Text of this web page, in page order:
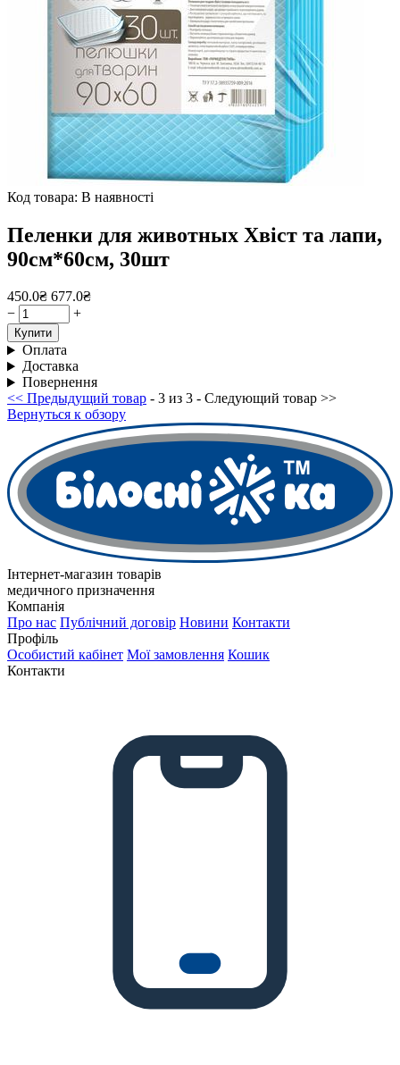
Код товара: В наявності
Пеленки для животных Хвіст та лапи,
90см*60см, 30шт
450.0₴ 677.0₴
−
+
Купити
Оплата
Доставка
Повернення
<< Предыдущий товар - 3 из 3 - Следующий товар >>
Вернуться к обзору
Інтернет-магазин товарів
медичного призначення
Компанія
Про нас Публічний договір Новини Контакти
Профіль
Особистий кабінет Мої замовлення Кошик
Контакти